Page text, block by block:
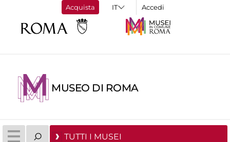
Acquista Accedi
MUSEO DI ROMA
TUTTI I MUSEI